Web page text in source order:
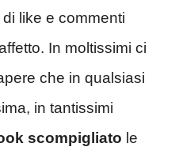
like e commenti
In moltissimi ci
che in qualsiasi
in tantissimi
scompigliato le